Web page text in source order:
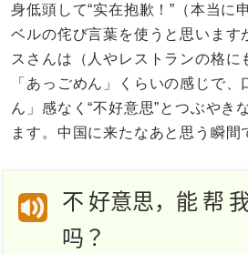
身低頭して“实在抱歉！”（本当に
ベルの侘び言葉を使うと思います
スさんは（人やレストランの格に
「あっごめん」くらいの感じで
ん」感なく“不好意思”とつぶやき
ます。中国に来たなあと思う瞬間
不 好意思，能 帮
吗？